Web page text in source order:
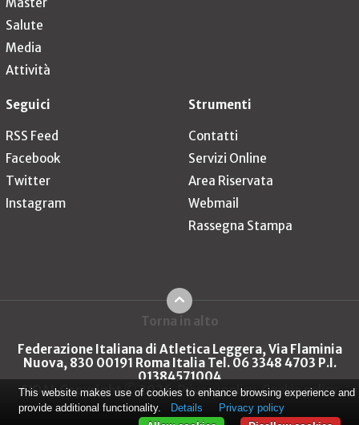
Salute
Media
Attività
Seguici
RSS Feed
Facebook
Twitter
Instagram
Strumenti
Contatti
Servizi Online
Area Riservata
Webmail
Rassegna Stampa
Torna in alto
Federazione Italiana di Atletica Leggera, Via Flaminia
Nuova, 830 00191 Roma Italia Tel. 06 3348 4703 P.I.
01384571004
FIDAL Copyright © 2026 Privacy policy Cookie policy
This website makes use of cookies to enhance browsing experience and
provide additional functionality.
Details
Privacy policy